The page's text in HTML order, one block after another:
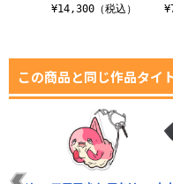
¥14,300（税込）
この商品と同じ作品タイ